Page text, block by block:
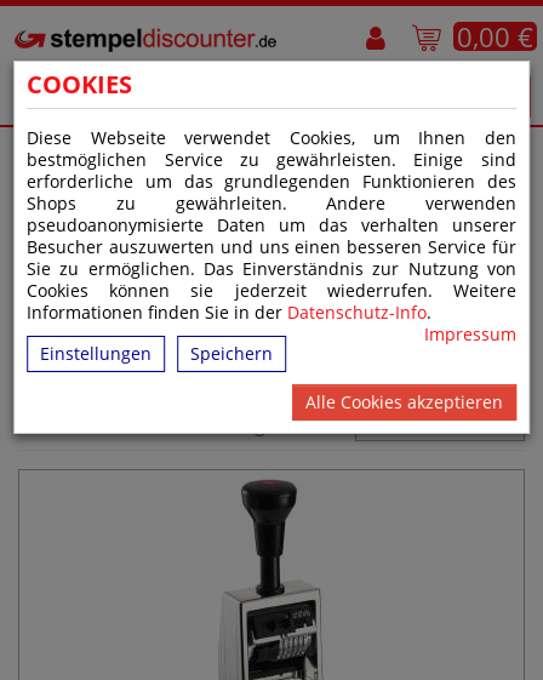
COOKIES
Diese Webseite verwendet Cookies, um Ihnen den
bestmöglichen Service zu gewährleisten. Einige sind
erforderliche um das grundlegenden Funktionieren des
Shops zu gewährleiten. Andere verwenden
pseudoanonymisierte Daten um das verhalten unserer
Besucher auszuwerten und uns einen besseren Service für
Sie zu ermöglichen. Das Einverständnis zur Nutzung von
Cookies können sie jederzeit wiederrufen. Weitere
Informationen finden Sie in der Datenschutz-Info.
Impressum
Einstellungen
Speichern
Alle Cookies akzeptieren
0,00 €
STARTSEITE > STEMPELHERSTELLER > REINER
> REINER NUMEROTEURE
REINER NUMEROTEURE
WICHTIGKEIT
Anzeigen nach: